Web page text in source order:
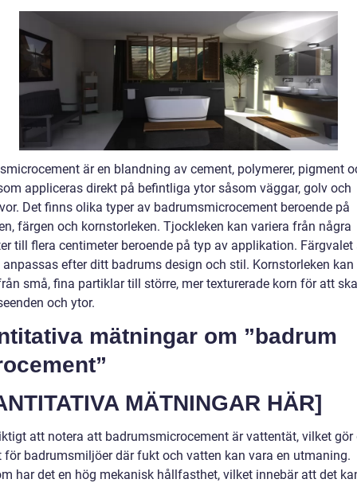
är en blandning av cement, polymerer, pigment
appliceras direkt på befintliga ytor såsom väggar, golv och
Det finns olika typer av badrumsmicrocement beroende på
färgen och kornstorleken. Tjockleken kan variera från några
till flera centimeter beroende på typ av applikation. Färgvalet
efter ditt badrums design och stil. Kornstorleken kan
små, fina partiklar till större, mer texturerade korn för att
och ytor.
mätningar om ”badrum
MÄTNINGAR HÄR]
att notera att badrumsmicrocement är vattentät, vilket gör
badrumsmiljöer där fukt och vatten kan vara en utmaning.
har det en hög mekanisk hållfasthet, vilket innebär att det